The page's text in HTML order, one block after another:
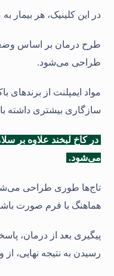
در این کلینیک، هر
طرح درمان بر اساس
طراحی می‌شود.
مواد ایمپلنت از برندهای
سازگاری بیشتری داشته
در کاخ لبخند علاوه بر
می‌شود.
تاج‌ها طوری طراحی
هماهنگ با فرم صورت
پیگیری بعد از درمان،
رسیدن به نتیجه نهایی،